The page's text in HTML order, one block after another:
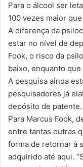
Para o álcool ser
100 vezes maior
A diferença da
estar no nível de
Fook, o risco da
baixo, enquanto
A pesquisa ainda
pesquisadores já
depósito de patente.
Para Marcus Fook,
entre tantas outras
forma de retornar à
adquirido até aqui.